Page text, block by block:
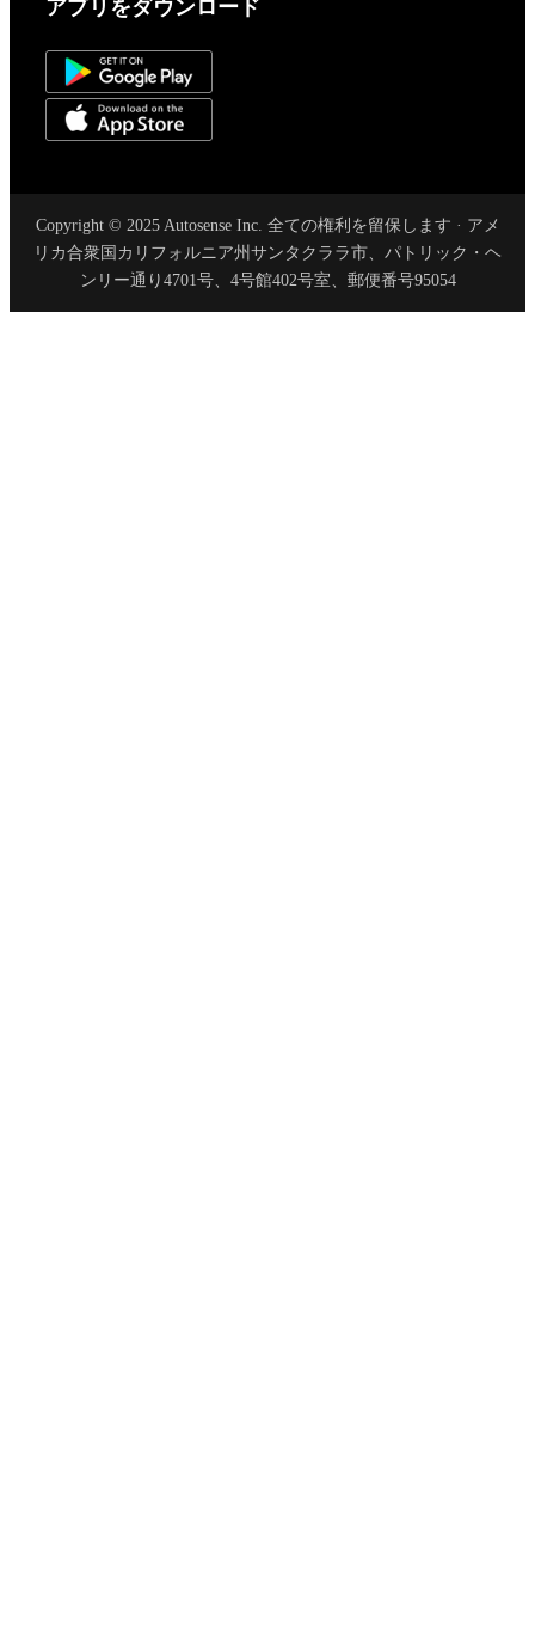
アプリをダウンロード
Copyright © 2025 Autosense Inc. 全ての権利を留保します · アメ
リカ合衆国カリフォルニア州サンタクララ市、パトリック・ヘ
ンリー通り4701号、4号館402号室、郵便番号95054